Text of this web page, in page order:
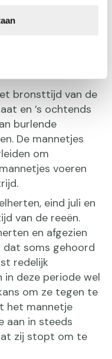
bronsttijd van de
en ’s ochtends
burlende
De mannetjes
om
voeren
eind juli en
van de reeën.
en afgezien
dat soms gehoord
redelijk
in deze periode wel
om ze tegen te
het mannetje
aan in steeds
zij stopt om te